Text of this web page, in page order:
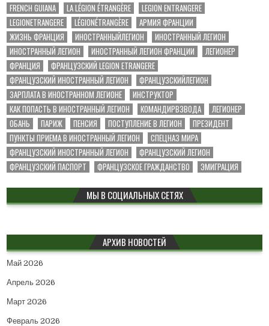
FRENCH GUIANA
LA LÉGION ÉTRANGÈRE
LEGION ENTRANGERE
LEGIONETRANGERE
LÉGIONÉTRANGÈRE
АРМИЯ ФРАНЦИИ
ЖИЗНЬ ФРАНЦИЯ
ИНОСТРАННЫЙЛЕГИОН
ИНОСТРАННЫЙ ЛЕГИОН
ИНОСТРАННЫЙ ЛЕГИОН
ИНОСТРАННЫЙ ЛЕГИОН ФРАНЦИИ
ЛЕГИОНЕР
ФРАНЦИЯ
ФРАНЦУЗСКИЙ LEGION ETRANGERE
ФРАНЦУЗСКИЙ ИНОСТРАННЫЙ ЛЕГИОН
ФРАНЦУЗСКИЙЛЕГИОН
ЗАРПЛАТА В ИНОСТРАННОМ ЛЕГИОНЕ
ИНСТРУКТОР
КАК ПОПАСТЬ В ИНОСТРАННЫЙ ЛЕГИОН
КОМАНДИРВЗВОДА
ЛЕГИОНЕР
ОБАНЬ
ПАРИЖ ПЕНСИЯ ПОСТУПЛЕНИЕ В ЛЕГИОН
ПРЕЗИДЕНТ
ПУНКТЫ ПРИЕМА В ИНОСТРАННЫЙ ЛЕГИОН
СПЕЦНАЗ МИРА
ФРАНЦУЗСКИЙ ИНОСТРАННЫЙ ЛЕГИОН
ФРАНЦУЗСКИЙ ЛЕГИОН
ФРАНЦУЗСКИЙ ПАСПОРТ
ФРАНЦУЗСКОЕ ГРАЖДАНСТВО ЭМИГРАЦИЯ
МЫ В СОЦИАЛЬНЫХ СЕТЯХ
АРХИВ НОВОСТЕЙ
Май 2026
Апрель 2026
Март 2026
Февраль 2026